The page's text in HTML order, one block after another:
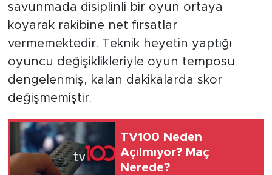
savunmada disiplinli bir oyun ortaya
koyarak rakibine net fırsatlar
vermemektedir. Teknik heyetin yaptığı
oyuncu değişiklikleriyle oyun temposu
dengelenmiş, kalan dakikalarda skor
değişmemiştir.
TV100 Neden
Açılmıyor? Maç
Nerede?